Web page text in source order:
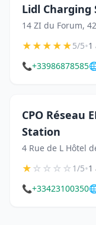
Lidl Charging
14 ZI du Forum,
★★★★★5/5•1
📞+33986878585
CPO Réseau
Station
4 Rue de L Hôtel
★☆☆☆☆1/5•1
📞+33423100350